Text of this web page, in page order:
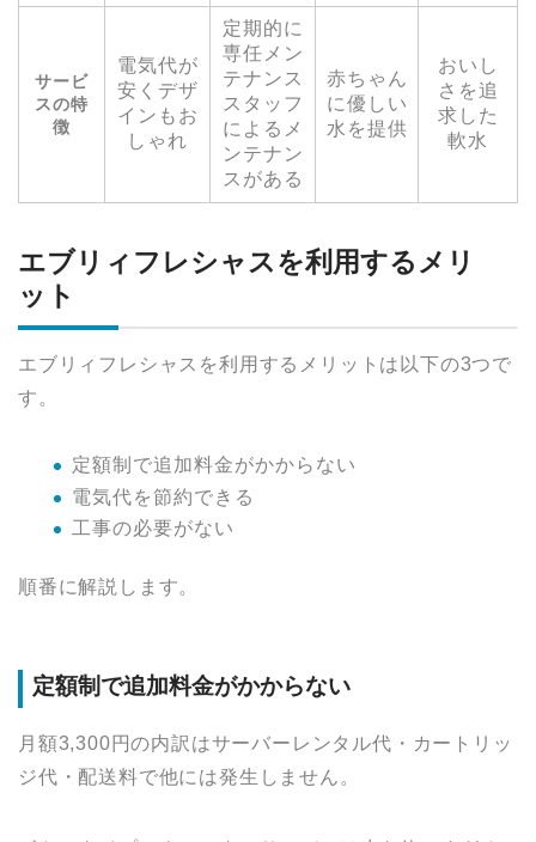
サービ
スの特
徴
電気代が
安くデザ
インもお
しゃれ
定期的に
専任メン
テナンス
スタッフ
によるメ
ンテナン
スがある
赤ちゃん
に優しい
水を提供
おいし
さを追
求した
軟水
エブリィフレシャスを利用するメリ
ット
エブリィフレシャスを利用するメリットは以下の3つで
す。
定額制で追加料金がかからない
電気代を節約できる
工事の必要がない
順番に解説します。
定額制で追加料金がかからない
月額3,300円の内訳はサーバーレンタル代・カートリッ
ジ代・配送料で他には発生しません。